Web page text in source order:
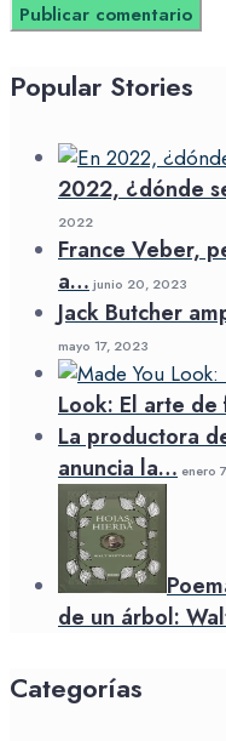
Popular Stories
2022, ¿dónde
2022
France Veber,
a… junio 20, 2023
Jack Butcher
mayo 17, 2023
Look: El arte de
La productora
anuncia la… enero
de un árbol:
Categorías